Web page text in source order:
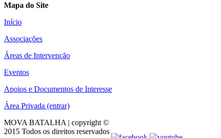
Mapa do Site
Início
Associações
Áreas de Intervenção
Eventos
Apoios e Documentos de Interesse
Área Privada (entrar)
MOVA BATALHA | copyright ©
2015 Todos os direitos reservados